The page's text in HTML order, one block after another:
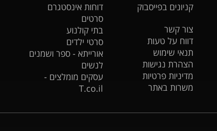
קניונים בפייסבוק
צור קשר
דווח על טעות
תנאי שימוש
הצהרת נגישות
מדיניות פרטיות
משרות באתר
דוחות אינסטגרם
סרטים
בתי קולנוע
סרטי ילדים
אורייתא - ספר ושמנים
לנשים
עסקים מומלצים -
T.co.il